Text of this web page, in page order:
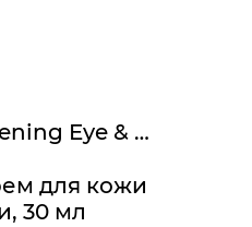
Bio Phyto Enlightening Eye & Neck Cream
для кожи
30 мл